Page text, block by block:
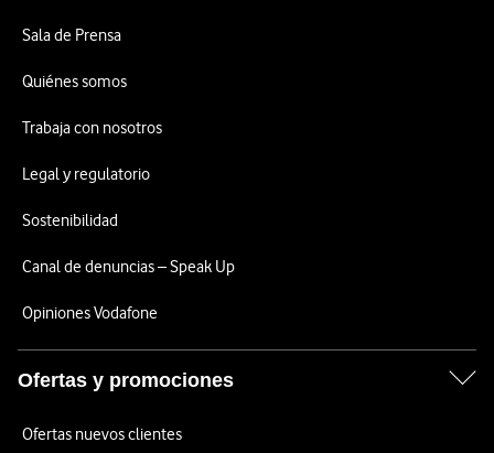
Sala de Prensa
Quiénes somos
Trabaja con nosotros
Legal y regulatorio
Sostenibilidad
Canal de denuncias – Speak Up
Opiniones Vodafone
Ofertas y promociones
Ofertas nuevos clientes